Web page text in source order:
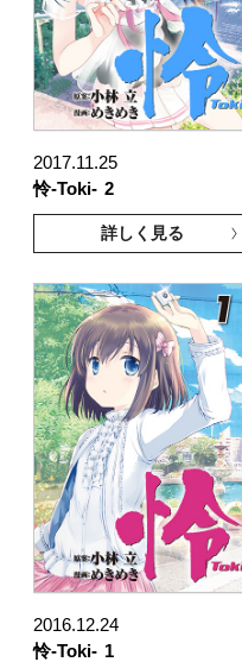
2017.11.25
怜-Toki- 2
詳しく見る
2016.12.24
怜-Toki- 1